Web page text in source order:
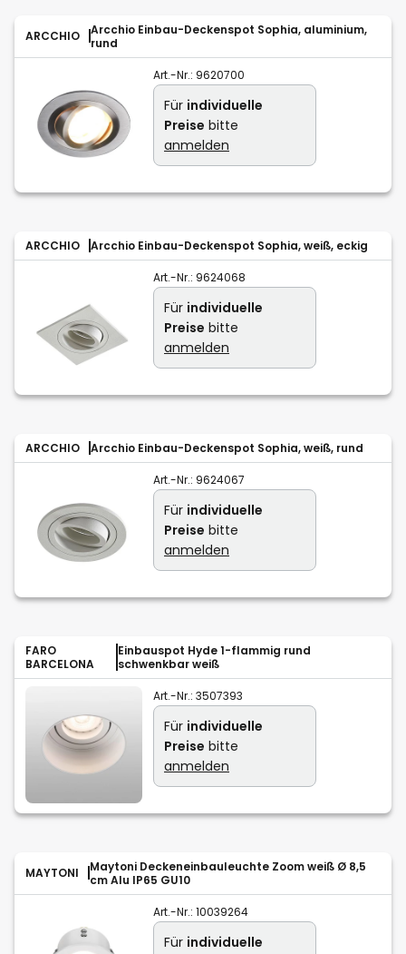
ARCCHIO
Arcchio Einbau-Deckenspot Sophia, aluminium,
rund
Art.-Nr.: 9620700
Für individuelle
Preise bitte
anmelden
ARCCHIO Arcchio Einbau-Deckenspot Sophia, weiß, eckig
Art.-Nr.: 9624068
Für individuelle
Preise bitte
anmelden
ARCCHIO Arcchio Einbau-Deckenspot Sophia, weiß, rund
Art.-Nr.: 9624067
Für individuelle
Preise bitte
anmelden
FARO
BARCELONA
Einbauspot Hyde 1-flammig rund
schwenkbar weiß
Art.-Nr.: 3507393
Für individuelle
Preise bitte
anmelden
MAYTONI
Maytoni Deckeneinbauleuchte Zoom weiß Ø 8,5
cm Alu IP65 GU10
Art.-Nr.: 10039264
Für individuelle